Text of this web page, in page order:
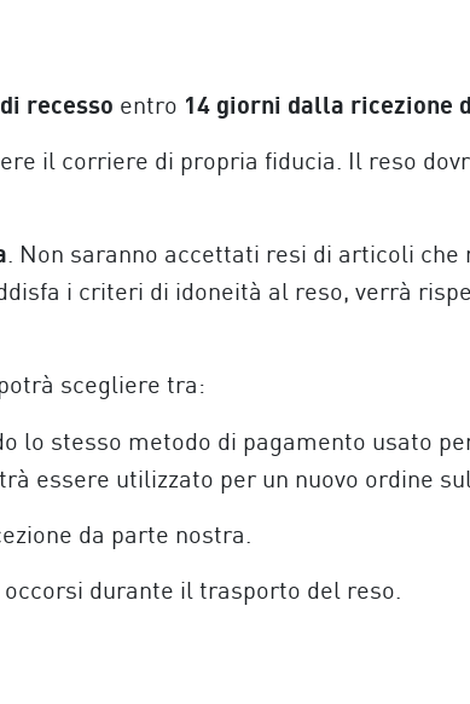
recesso entro 14 giorni dalla ricezione
il corriere di propria fiducia. Il reso
. Non saranno accettati resi di articoli che
i criteri di idoneità al reso, verrà
scegliere tra:
lo stesso metodo di pagamento usato
essere utilizzato per un nuovo ordine
da parte nostra.
durante il trasporto del reso.